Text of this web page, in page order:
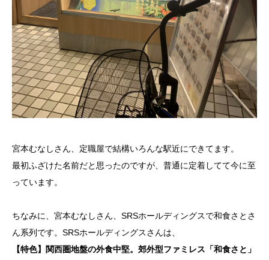
宮本むなしさん、定職屋で結構いろんな駅近にできてます。
最初ふざけた名前だと思ったのですが、普通に定着してて今に至
っています。
ちなみに、宮本むなしさん、SRSホールディングスで和食さとさ
ん系列です。SRSホールディングスさんは、
【特色】関西圏地盤の外食中堅。郊外型ファミレス「和食さと」